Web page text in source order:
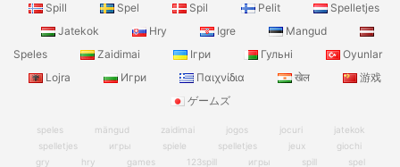
Spill
Spel Spil Pelit
Spelletjes
Jatekok
Hry Igre
Mangud
Speles
Zaidimai Ігри Гульні
Oyunlar
Lojra
Игри Παιχνίδια खेल
游戏
ゲームズ
speles mängud zaidimai jogos jocuri
jatekok
spelletjes
игры spiele spelletjes jeux
giochi
gry
hry games 123spill игры spill spel